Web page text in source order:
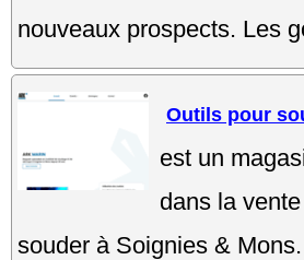
nouveaux prospects. Les
Outils pour
est un
dans la
souder à Soignies &